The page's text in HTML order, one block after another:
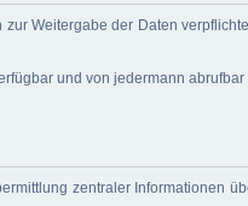
Weitergabe der Daten
und von jedermann abrufbar
zentraler Informationen